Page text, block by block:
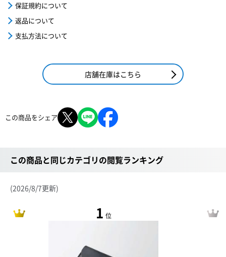
保証規約について
返品について
支払方法について
店舗在庫はこちら
この商品をシェア
この商品と同じカテゴリの閲覧ランキング
(2026/8/7更新)
1 位